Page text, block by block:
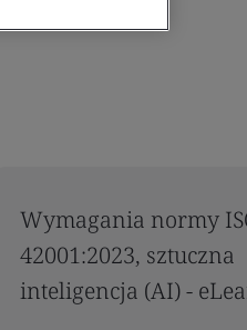
Wymagania normy
42001:2023, sztuczna
inteligencja (AI) -